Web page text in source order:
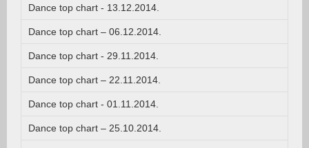
Dance top chart - 13.12.2014.
Dance top chart – 06.12.2014.
Dance top chart - 29.11.2014.
Dance top chart – 22.11.2014.
Dance top chart - 01.11.2014.
Dance top chart – 25.10.2014.